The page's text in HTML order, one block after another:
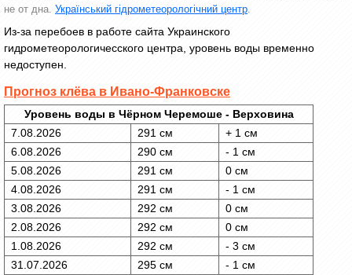
не от дна. Український гідрометеорологічний центр.
Из-за перебоев в работе сайта Украинского
гидрометеорологичесского центра, уровень воды временно
недоступен.
Прогноз клёва в Ивано-Франковске
Уровень воды в Чёрном Черемоше - Верховина
7.08.2026
291 см
+ 1 см
6.08.2026
290 см
- 1 см
5.08.2026
291 см
0 см
4.08.2026
291 см
- 1 см
3.08.2026
292 см
0 см
2.08.2026
292 см
0 см
1.08.2026
292 см
- 3 см
31.07.2026
295 см
- 1 см